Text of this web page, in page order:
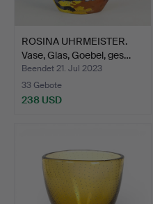
ROSINA UHRMEISTER.
Vase, Glas, Goebel, ges…
Beendet 21. Jul 2023
33 Gebote
238 USD